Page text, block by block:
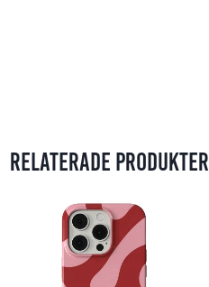
Relaterade produkter